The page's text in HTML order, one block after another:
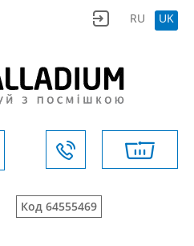
RU UK
Код 64555469